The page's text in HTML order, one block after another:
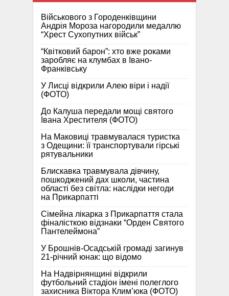
Військового з Городенківщини
Андрія Мороза нагородили медаллю
“Хрест Сухопутних військ”
“Квітковий барон”: хто вже роками
заробляє на клумбах в Івано-
Франківську
У Лисці відкрили Алею віри і надії
(ФОТО)
До Калуша передали мощі святого
Івана Хрестителя (ФОТО)
На Маковиці травмувалася туристка
з Одещини: її транспортували гірські
рятувальники
Блискавка травмувала дівчину,
пошкоджений дах школи, частина
області без світла: наслідки негоди
на Прикарпатті
Сімейна лікарка з Прикарпаття стала
фіналісткою відзнаки “Орден Святого
Пантелеймона”
У Брошнів-Осадській громаді загинув
21-річний юнак: що відомо
На Надвірнянщині відкрили
футбольний стадіон імені полеглого
захисника Віктора Клим’юка (ФОТО)